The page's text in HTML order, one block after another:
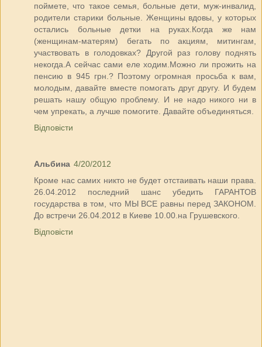
поймете, что такое семья, больные дети, муж-инвалид,
родители старики больные. Женщины вдовы, у которых
остались больные детки на руках.Когда же нам
(женщинам-матерям) бегать по акциям, митингам,
участвовать в голодовках? Другой раз голову поднять
некогда.А сейчас сами еле ходим.Можно ли прожить на
пенсию в 945 грн.? Поэтому огромная просьба к вам,
молодым, давайте вместе помогать друг другу. И будем
решать нашу общую проблему. И не надо никого ни в
чем упрекать, а лучше помогите. Давайте объединяться.
Відповісти
Альбина 4/20/2012
Кроме нас самих никто не будет отстаивать наши права.
26.04.2012 последний шанс убедить ГАРАНТОВ
государства в том, что МЫ ВСЕ равны перед ЗАКОНОМ.
До встречи 26.04.2012 в Киеве 10.00.на Грушевского.
Відповісти